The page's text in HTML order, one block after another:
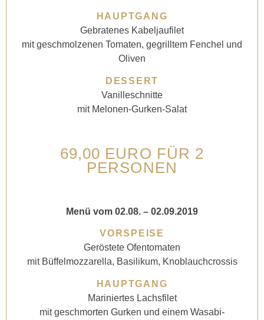
HAUPTGANG
Gebratenes Kabeljaufilet
mit geschmolzenen Tomaten, gegrilltem Fenchel und
Oliven
DESSERT
Vanilleschnitte
mit Melonen-Gurken-Salat
69,00 EURO FÜR 2
PERSONEN
Menü vom 02.08. – 02.09.2019
VORSPEISE
Geröstete Ofentomaten
mit Büffelmozzarella, Basilikum, Knoblauchcrossis
HAUPTGANG
Mariniertes Lachsfilet
mit geschmorten Gurken und einem Wasabi-